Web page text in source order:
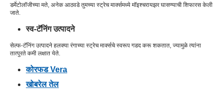
डर्मेटोलॉजीच्या मते, अनेक आठवडे तुमच्या स्ट्रेच मार्क्समध्ये मॉइश्चरायझर घासण्याची शिफारस केली
जाते.
स्व-टॅनिंग उत्पादने
सेल्फ-टॅनिंग उत्पादने हलक्या रंगाच्या स्ट्रेच मार्क्सचे स्वरूप गडद करू शकतात, ज्यामुळे त्यांना
तात्पुरते कमी लक्षात येते.
कोरफड Vera
खोबरेल तेल